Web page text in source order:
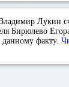
Лукин
Бирюлево
данному факту.